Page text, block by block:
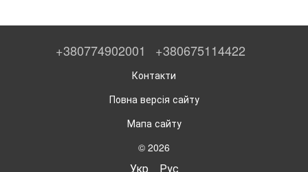
+380774902001 +380675114422
Контакти
Повна версія сайту
Мапа сайту
© 2026
Укр Рус